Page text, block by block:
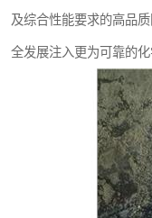
及综合性能要求的高品
全发展注入更为可靠的化